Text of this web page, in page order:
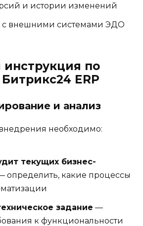
и истории изменений
с внешними системами ЭДО
инструкция по
ERP
и анализ
необходимо:
текущих бизнес-
определить, какие процессы
задание —
к функциональности